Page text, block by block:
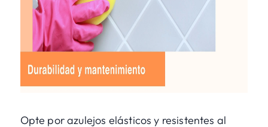
Opte por azulejos elásticos y resistentes al